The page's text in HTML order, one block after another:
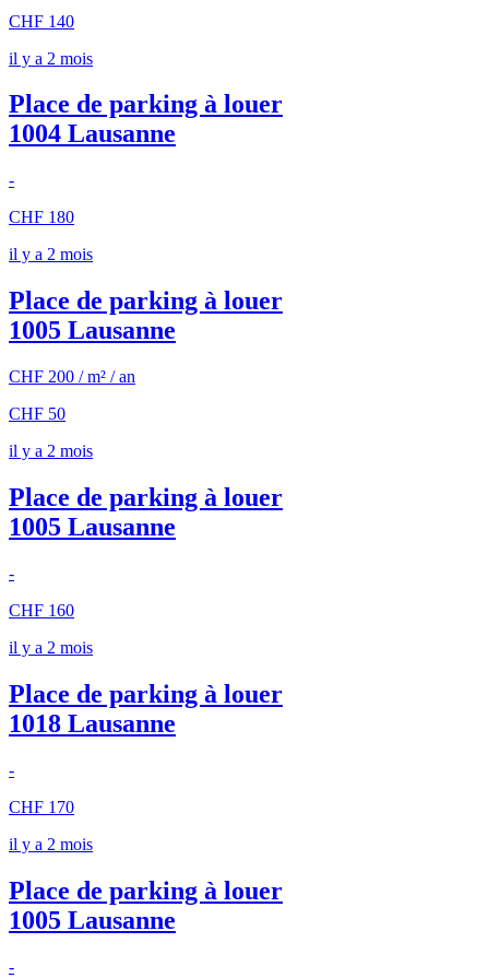
CHF 140
il y a 2 mois
Place de parking à louer
1004 Lausanne
-
CHF 180
il y a 2 mois
Place de parking à louer
1005 Lausanne
CHF 200 / m² / an
CHF 50
il y a 2 mois
Place de parking à louer
1005 Lausanne
-
CHF 160
il y a 2 mois
Place de parking à louer
1018 Lausanne
-
CHF 170
il y a 2 mois
Place de parking à louer
1005 Lausanne
-